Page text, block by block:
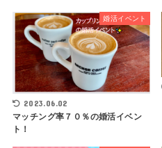
婚活イベント
2023.06.02
マッチング率７０％の婚活イベン
ト！